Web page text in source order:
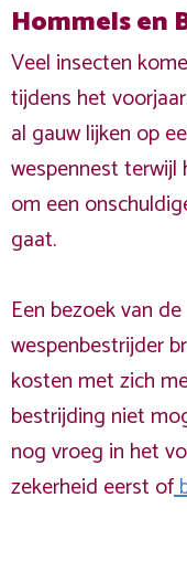
Hommels en
Veel insecten
tijdens het
al gauw lijken op
wespennest terwijl
om een
gaat.
Een bezoek van de
wespenbestrijder
kosten met zich
bestrijding niet
nog vroeg in het
zekerheid eerst of